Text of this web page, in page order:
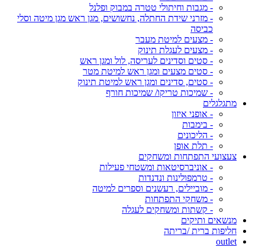
- מגבות וחיתולי טטרה במבוק ופלנל
- מזרני שידת החתלה, נחשושים, מגן ראש מגן מיטה וסלי
כביסה
- מצעים למיטת מעבר
- מצעים לעגלת תינוק
- סטים וסדינים לעריסה, לול ומגן ראש
- סטים מצעים ומגן ראש למיטת מטר
- סטים, סדינים ומגן ראש למיטת תינוק
- שמיכות טריקו/ שמיכות חורף
מתגלגלים
- אופני איזון
- בימבות
- הליכונים
- תלת אופן
צעצועי התפתחות ומשחקים
- אוניברסיטאות ומשטחי פעילות
- טרמפולינות ונדנדות
- מוביילים, רעשנים וספרים למיטה
- משחקי התפתחות
- קשתות ומשחקים לעגלה
מנשאים ותיקים
חליפות ברית /בריתה
outlet